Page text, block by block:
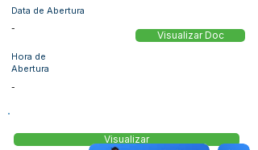
Data de Abertura
-
Visualizar Doc
Hora de
Abertura
-
Visualizar